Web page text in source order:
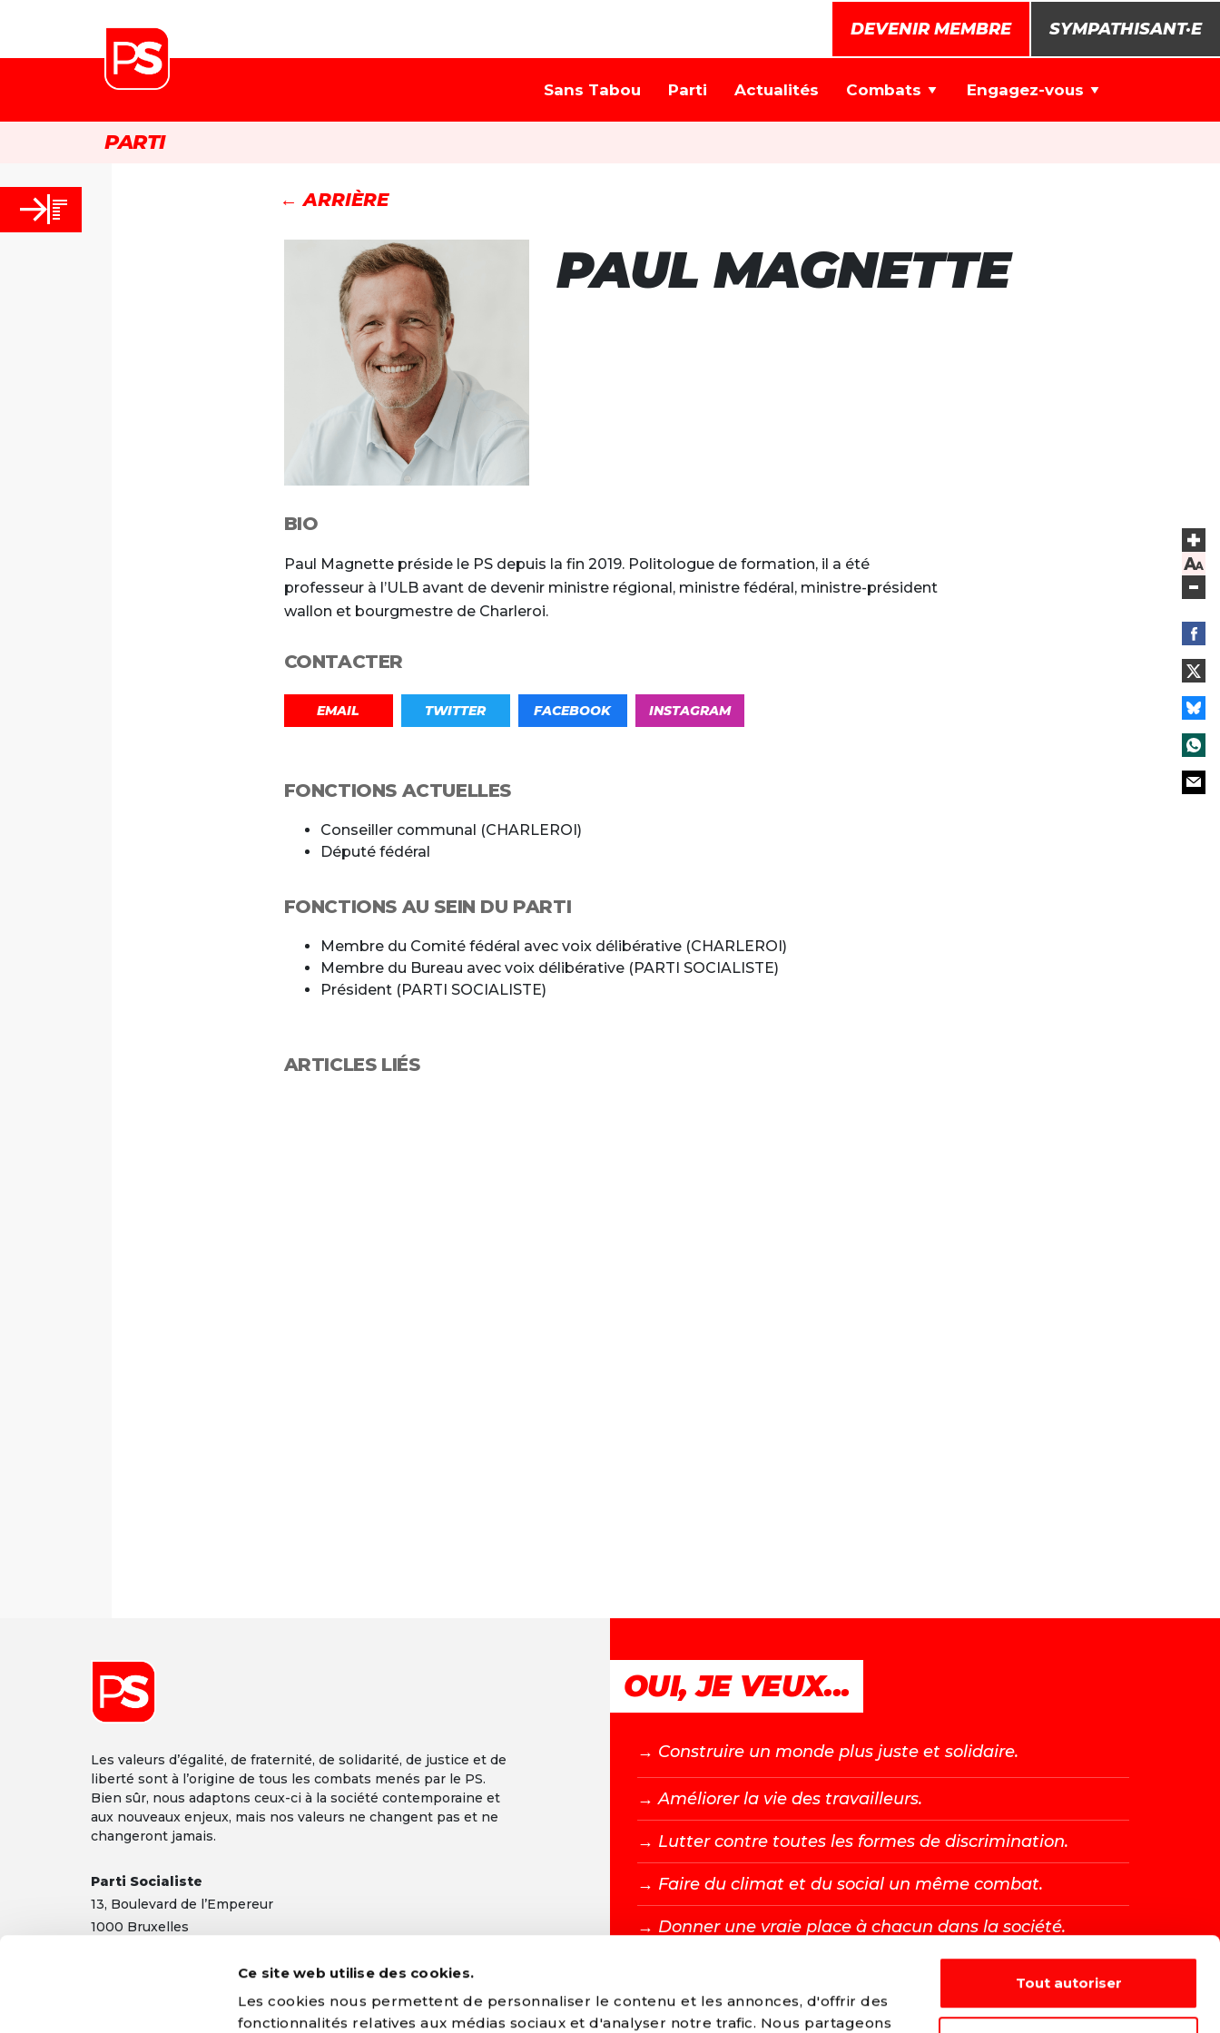
Ce site web utilise des cookies.
Les cookies nous permettent de personnaliser le contenu et les annonces, d'offrir des
fonctionnalités relatives aux médias sociaux et d'analyser notre trafic. Nous partageons
Tout autoriser
DEVENIR MEMBRE SYMPATHISANT·E
Sans Tabou Parti Actualités Combats Engagez-vous
PARTI
Font size
-
← ARRIÈRE
PAUL MAGNETTE
BIO
Paul Magnette préside le PS depuis la fin 2019. Politologue de formation, il a été
professeur à l’ULB avant de devenir ministre régional, ministre fédéral, ministre-président
wallon et bourgmestre de Charleroi.
CONTACTER
EMAIL TWITTER FACEBOOK INSTAGRAM
FONCTIONS ACTUELLES
Conseiller communal (CHARLEROI)
Député fédéral
FONCTIONS AU SEIN DU PARTI
Membre du Comité fédéral avec voix délibérative (CHARLEROI)
Membre du Bureau avec voix délibérative (PARTI SOCIALISTE)
Président (PARTI SOCIALISTE)
ARTICLES LIÉS
Les valeurs d’égalité, de fraternité, de solidarité, de justice et de
liberté sont à l’origine de tous les combats menés par le PS.
Bien sûr, nous adaptons ceux-ci à la société contemporaine et
aux nouveaux enjeux, mais nos valeurs ne changent pas et ne
changeront jamais.
Parti Socialiste
13, Boulevard de l’Empereur
1000 Bruxelles
Mentions légales |Confidentialité
OUI, JE VEUX...
→ Construire un monde plus juste et solidaire.
→ Améliorer la vie des travailleurs.
→ Lutter contre toutes les formes de discrimination.
→ Faire du climat et du social un même combat.
→ Donner une vraie place à chacun dans la société.
DEVENIR MEMBRE →